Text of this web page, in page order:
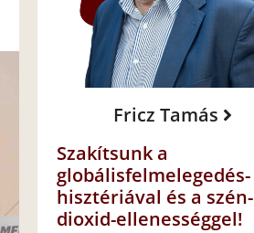
Fricz Tamás
Szakítsunk a
globálisfelmelegedés-
hisztériával és a szén-
dioxid-ellenességgel!